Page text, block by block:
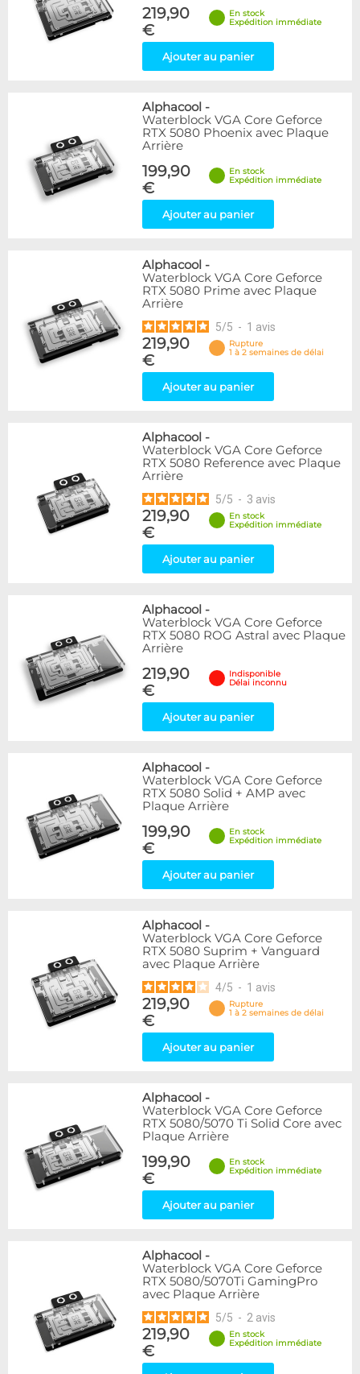
219,90
€
En stock
Expédition immédiate
Ajouter au panier
Alphacool -
Waterblock VGA Core Geforce
RTX 5080 Phoenix avec Plaque
Arrière
199,90
€
En stock
Expédition immédiate
Ajouter au panier
Alphacool -
Waterblock VGA Core Geforce
RTX 5080 Prime avec Plaque
Arrière
5/5 - 1 avis
219,90
€
Rupture
1 à 2 semaines de délai
Ajouter au panier
Alphacool -
Waterblock VGA Core Geforce
RTX 5080 Reference avec Plaque
Arrière
5/5 - 3 avis
219,90
€
En stock
Expédition immédiate
Ajouter au panier
Alphacool -
Waterblock VGA Core Geforce
RTX 5080 ROG Astral avec Plaque
Arrière
219,90
€
Indisponible
Délai inconnu
Ajouter au panier
Alphacool -
Waterblock VGA Core Geforce
RTX 5080 Solid + AMP avec
Plaque Arrière
199,90
€
En stock
Expédition immédiate
Ajouter au panier
Alphacool -
Waterblock VGA Core Geforce
RTX 5080 Suprim + Vanguard
avec Plaque Arrière
4/5 - 1 avis
219,90
€
Rupture
1 à 2 semaines de délai
Ajouter au panier
Alphacool -
Waterblock VGA Core Geforce
RTX 5080/5070 Ti Solid Core avec
Plaque Arrière
199,90
€
En stock
Expédition immédiate
Ajouter au panier
Alphacool -
Waterblock VGA Core Geforce
RTX 5080/5070Ti GamingPro
avec Plaque Arrière
5/5 - 2 avis
219,90
€
En stock
Expédition immédiate